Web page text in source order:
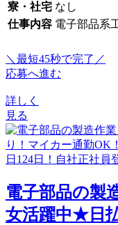
寮・社宅 なし
仕事内容 電子部品系
＼最短45秒で完了／
応募へ進む
詳しく
見る
電子部品の製
女活躍中★日